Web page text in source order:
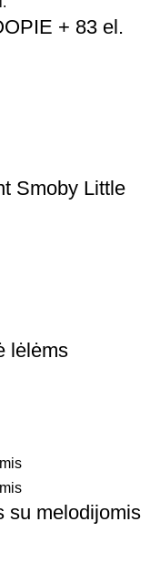
+ 83 el.
Smoby Little
lėlėms
su melodijomis